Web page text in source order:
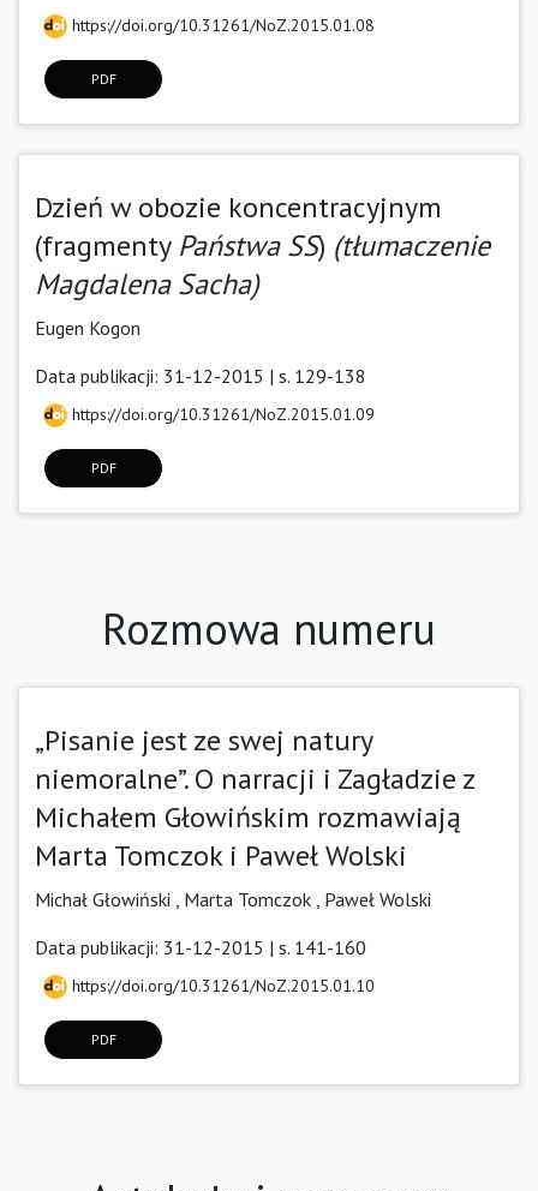
https://doi.org/10.31261/NoZ.2015.01.08
PDF
Dzień w obozie koncentracyjnym
(fragmenty Państwa SS) (tłumaczenie
Magdalena Sacha)
Eugen Kogon
Data publikacji: 31-12-2015 | s. 129-138
https://doi.org/10.31261/NoZ.2015.01.09
PDF
Rozmowa numeru
„Pisanie jest ze swej natury
niemoralne”. O narracji i Zagładzie z
Michałem Głowińskim rozmawiają
Marta Tomczok i Paweł Wolski
Michał Głowiński , Marta Tomczok , Paweł Wolski
Data publikacji: 31-12-2015 | s. 141-160
https://doi.org/10.31261/NoZ.2015.01.10
PDF